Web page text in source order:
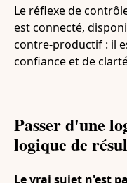
Le réflexe de
est connecté,
contre-productif : il
confiance et de
Passer d'une
logique de
Le vrai sujet n'est